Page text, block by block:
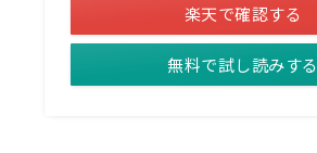
楽天で確認する
無料で試し読みする